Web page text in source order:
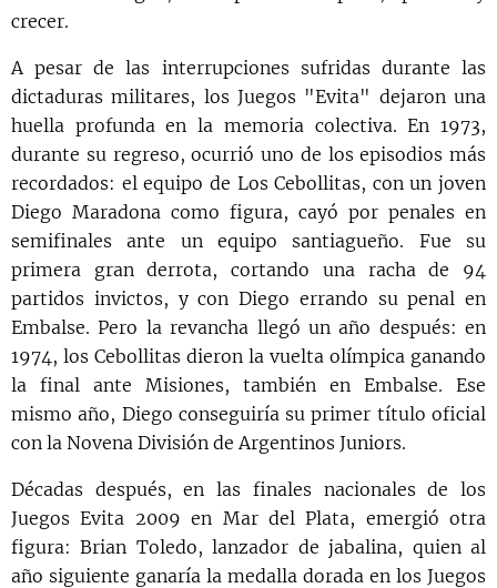
crecer.
A pesar de las interrupciones sufridas durante las
dictaduras militares, los Juegos "Evita" dejaron una
huella profunda en la memoria colectiva. En 1973,
durante su regreso, ocurrió uno de los episodios más
recordados: el equipo de Los Cebollitas, con un joven
Diego Maradona como figura, cayó por penales en
semifinales ante un equipo santiagueño. Fue su
primera gran derrota, cortando una racha de 94
partidos invictos, y con Diego errando su penal en
Embalse. Pero la revancha llegó un año después: en
1974, los Cebollitas dieron la vuelta olímpica ganando
la final ante Misiones, también en Embalse. Ese
mismo año, Diego conseguiría su primer título oficial
con la Novena División de Argentinos Juniors.
Décadas después, en las finales nacionales de los
Juegos Evita 2009 en Mar del Plata, emergió otra
figura: Brian Toledo, lanzador de jabalina, quien al
año siguiente ganaría la medalla dorada en los Juegos